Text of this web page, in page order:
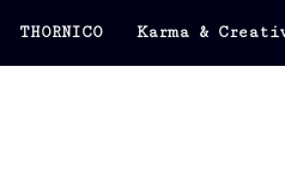
THORNICO Karma &